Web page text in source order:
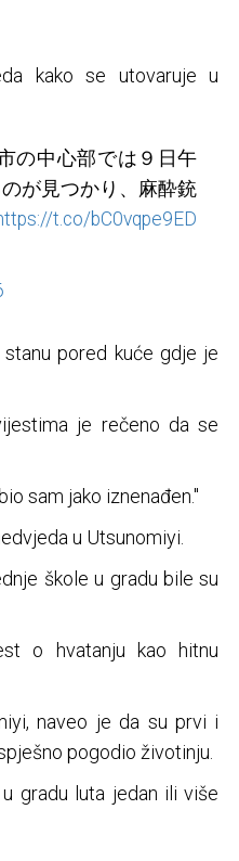
kako se utovaruje u
の中心部では９日午
が見つかり、麻酔銃
t.co/bC0vqpe9ED
pored kuće gdje je
je rečeno da se
sam jako iznenađen."
u Utsunomiyi.
škole u gradu bile su
o hvatanju kao hitnu
naveo je da su prvi i
pogodio životinju.
gradu luta jedan ili više